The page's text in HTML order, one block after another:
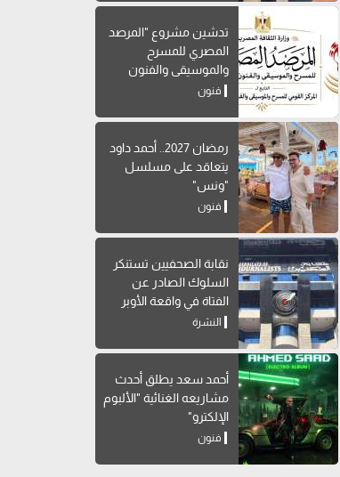
تدشين مشروع "المرصد
المصري للمسرح
والموسيقى والفنون
الشعبية"
فنون
رمضان 2027.. أحمد داود
يتعاقد على مسلسل
"ونس"
فنون
نقابة الصحفيين تستنكر
السلوك الصادر عن
الفتاة في واقعة الأوبر
النشرة
أحمد سعد يطلق أحدث
مشاريعه الغنائية "الألبوم
الإلكترو"
فنون